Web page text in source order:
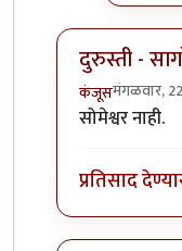
दुरुस्ती -
कंजूसमंगळवार,
In reply to
सोमेश्वर नाही.
प्रतिसाद